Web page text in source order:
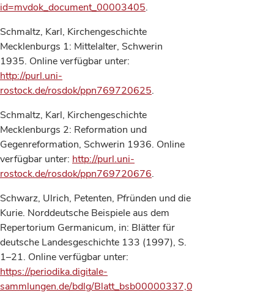
id=mvdok_document_00003405.
Schmaltz, Karl, Kirchengeschichte
Mecklenburgs 1: Mittelalter, Schwerin
1935. Online verfügbar unter:
http://purl.uni-
rostock.de/rosdok/ppn769720625.
Schmaltz, Karl, Kirchengeschichte
Mecklenburgs 2: Reformation und
Gegenreformation, Schwerin 1936. Online
verfügbar unter: http://purl.uni-
rostock.de/rosdok/ppn769720676.
Schwarz, Ulrich, Petenten, Pfründen und die
Kurie. Norddeutsche Beispiele aus dem
Repertorium Germanicum, in: Blätter für
deutsche Landesgeschichte 133 (1997), S.
1–21. Online verfügbar unter:
https://periodika.digitale-
sammlungen.de/bdlg/Blatt_bsb00000337,00008.html